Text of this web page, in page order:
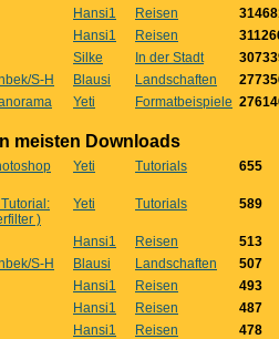
Hansi1 Reisen
Hansi1 Reisen
Silke In der Stadt
S-H Blausi Landschaften
Yeti Formatbeispiele
meisten Downloads
Yeti Tutorials 655
)
Yeti Tutorials 589
Hansi1 Reisen
513
S-H Blausi Landschaften
507
Hansi1 Reisen
493
Hansi1 Reisen
487
Hansi1 Reisen
478